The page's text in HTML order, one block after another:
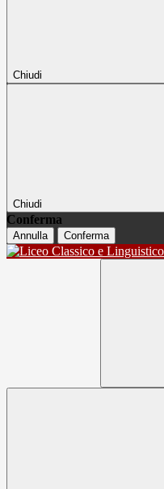
Chiudi
Chiudi
Conferma
Annulla Conferma